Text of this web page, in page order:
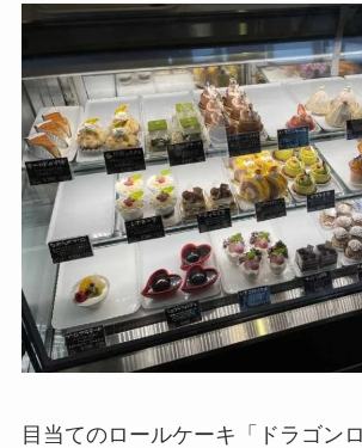
目当てのロールケーキ「ドラゴン